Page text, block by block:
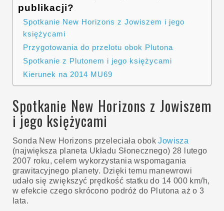
publikacji?
Spotkanie New Horizons z Jowiszem i jego
księżycami
Przygotowania do przelotu obok Plutona
Spotkanie z Plutonem i jego księżycami
Kierunek na 2014 MU69
Spotkanie New Horizons z Jowiszem
i jego księżycami
Sonda New Horizons przeleciała obokJowisza
(największa planeta Układu Słonecznego) 28 lutego
2007 roku, celem wykorzystania wspomagania
grawitacyjnego planety. Dzięki temu manewrowi
udało się zwiększyć prędkość statku do 14 000 km/h,
w efekcie czego skrócono podróż do Plutona aż o 3
lata.